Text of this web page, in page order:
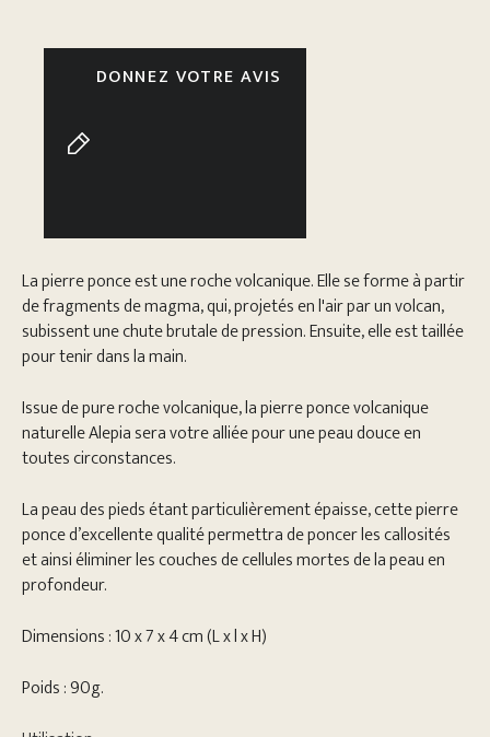
DONNEZ VOTRE AVIS
La pierre ponce est une roche volcanique. Elle se forme à partir
de fragments de magma, qui, projetés en l'air par un volcan,
subissent une chute brutale de pression. Ensuite, elle est taillée
pour tenir dans la main.
Issue de pure roche volcanique, la pierre ponce volcanique
naturelle Alepia sera votre alliée pour une peau douce en
toutes circonstances.
La peau des pieds étant particulièrement épaisse, cette pierre
ponce d’excellente qualité permettra de poncer les callosités
et ainsi éliminer les couches de cellules mortes de la peau en
profondeur.
Dimensions : 10 x 7 x 4 cm (L x l x H)
Poids : 90g.